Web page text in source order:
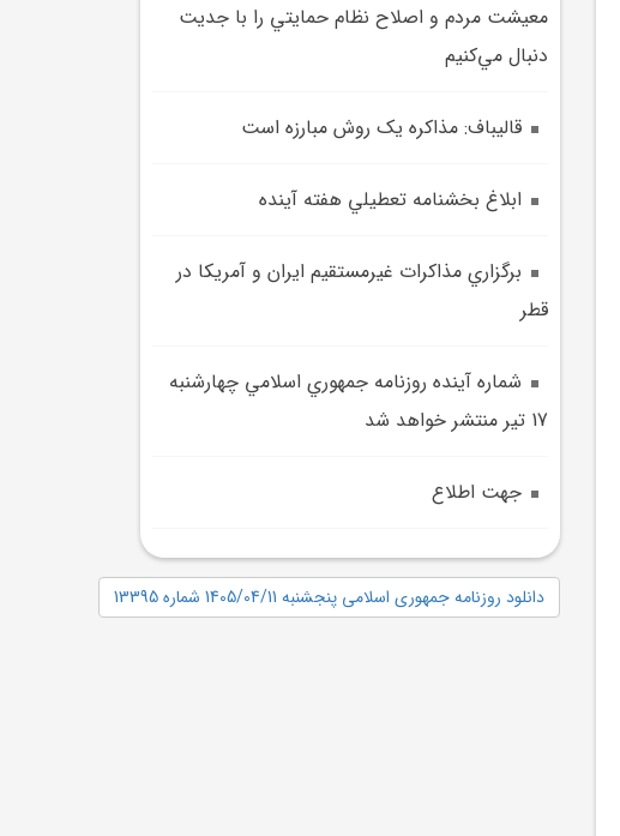
معيشت مردم و اصلاح نظام حمايتي را با جديت
دنبال مي‌کنيم
قاليباف: مذاکره يک روش مبارزه است
ابلاغ بخشنامه تعطيلي هفته آينده
برگزاري مذاکرات غيرمستقيم ايران و آمريکا در
قطر
شماره آينده روزنامه جمهوري اسلامي چهارشنبه
17 تير منتشر خواهد شد
جهت اطلاع
دانلود روزنامه جمهوری اسلامی پنجشنبه 1405/04/11 شماره 13395